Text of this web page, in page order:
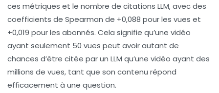
ces métriques et le nombre de citations LLM, avec des
coefficients de Spearman de +0,088 pour les vues et
+0,019 pour les abonnés. Cela signifie qu’une vidéo
ayant seulement 50 vues peut avoir autant de
chances d’être citée par un LLM qu’une vidéo ayant des
millions de vues, tant que son contenu répond
efficacement à une question.